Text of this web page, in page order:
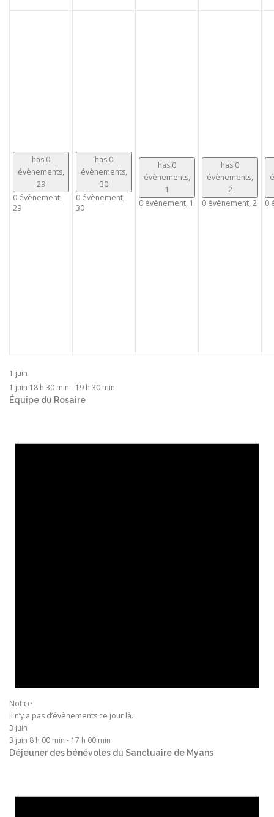
has 0
évènements,
29
0 évènement,
29
has 0
évènements,
30
0 évènement,
30
has 0
évènements,
1
0 évènement, 1
has 0
évènements,
2
0 évènement, 2 0
1 juin
1 juin 18 h 30 min - 19 h 30 min
Équipe du Rosaire
Notice
Il n’y a pas d’évènements ce jour là.
3 juin
3 juin 8 h 00 min - 17 h 00 min
Déjeuner des bénévoles du Sanctuaire de Myans